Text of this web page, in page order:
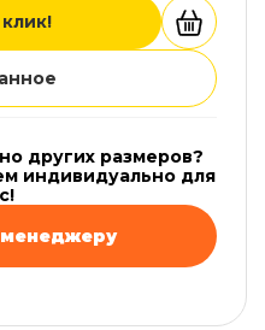
других размеров?
индивидуально для